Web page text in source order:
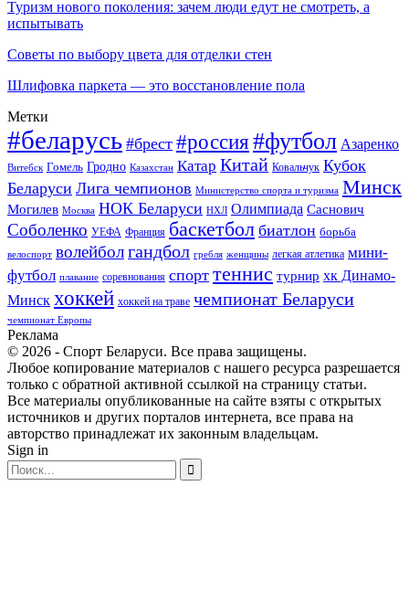
Туризм нового поколения: зачем люди едут не смотреть, а
испытывать
Советы по выбору цвета для отделки стен
Шлифовка паркета — это восстановление пола
Метки
#беларусь #брест #россия#футбол Азаренко
Витебск Гомель Гродно Казахстан Катар Китай Ковальчук Кубок
Беларуси Лига чемпионов Министерство спорта и туризма Минск
Могилев Москва НОК Беларуси НХЛ Олимпиада Саснович
Соболенко УЕФА Франция баскетбол биатлон борьба
велоспорт волейболгандбол гребля женщины легкая атлетика мини-
футбол плавание соревнования спорт теннис турнир хк Динамо-
Минск хоккей хоккей на траве чемпионат Беларуси
чемпионат Европы
Реклама
© 2026 - Спорт Беларуси. Все права защищены.
Любое копирование материалов с нашего ресурса разрешается
только с обратной активной ссылкой на страницу статьи.
Все материалы опубликованные на сайте взяты с открытых
источников и других порталов интернета, все права на
авторство принадлежат их законным владельцам.
Sign in